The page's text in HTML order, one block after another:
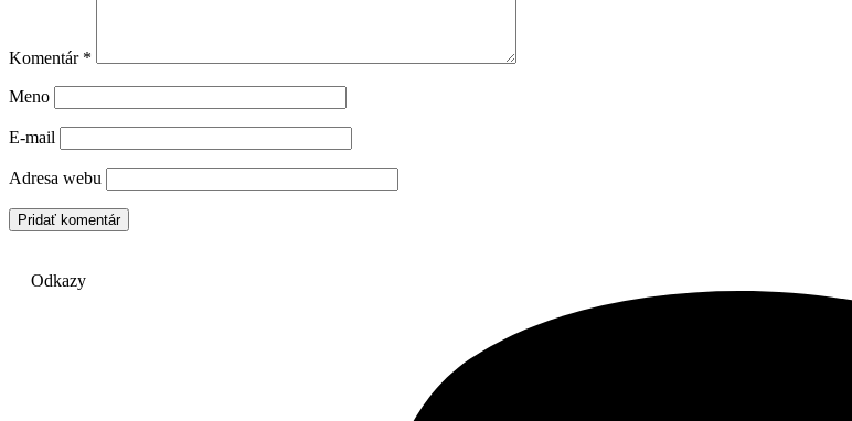
Komentár *
Meno
E-mail
Adresa webu
Odkazy